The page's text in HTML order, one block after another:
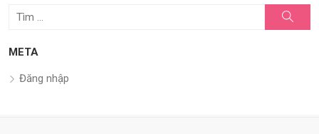
Tìm
quả
kiếm
META
Đăng nhập